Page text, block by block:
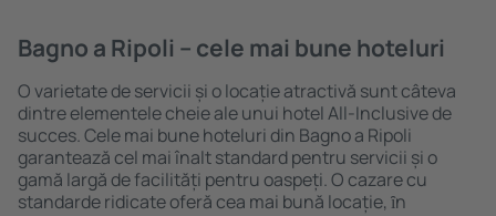
Bagno a Ripoli – cele mai bune hoteluri
O varietate de servicii și o locație atractivă sunt câteva
dintre elementele cheie ale unui hotel All-Inclusive de
succes. Cele mai bune hoteluri din Bagno a Ripoli
garantează cel mai înalt standard pentru servicii și o
gamă largă de facilități pentru oaspeți. O cazare cu
standarde ridicate oferă cea mai bună locație, ȋn